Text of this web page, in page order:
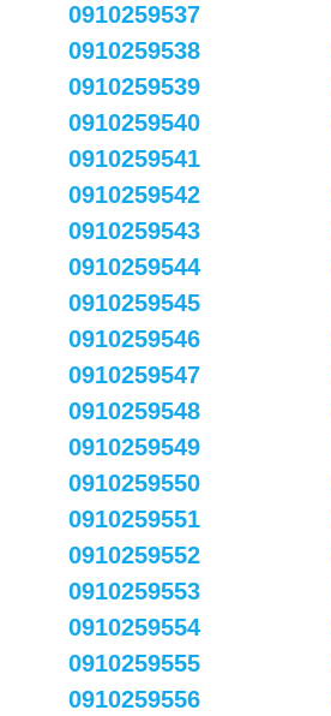
0910259537
0910259538
0910259539
0910259540
0910259541
0910259542
0910259543
0910259544
0910259545
0910259546
0910259547
0910259548
0910259549
0910259550
0910259551
0910259552
0910259553
0910259554
0910259555
0910259556